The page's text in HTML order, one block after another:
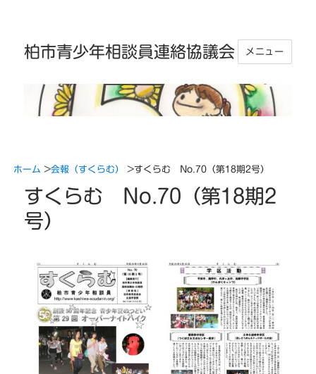
柏市青少年相談員連絡協議会 メニュー
ホーム >会報（すくらむ） >すくらむ No.70（第18期2号）
すくらむ No.70（第18期2
号）